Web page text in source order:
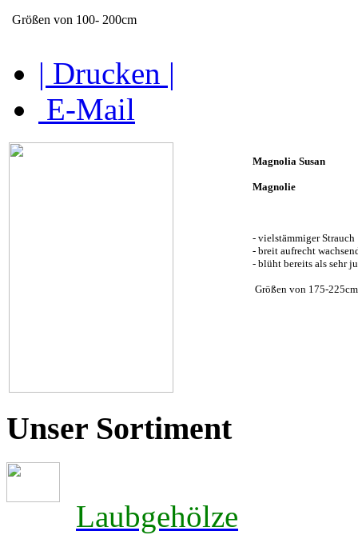
Größen von 100- 200cm
| Drucken |
E-Mail
Magnolia Susan
Magnolie
- vielstämmiger Strauch
- breit aufrecht
- blüht bereits als sehr
Größen von 175-225cm
Unser Sortiment
Laubgehölze